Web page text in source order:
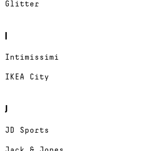
Glitter
I
Intimissimi
IKEA City
J
JD Sports